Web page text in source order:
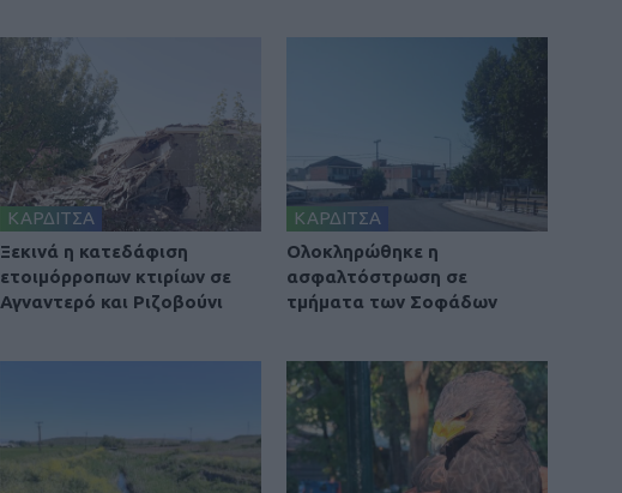
ΚΑΡΔΙΤΣΑ
Ξεκινά η κατεδάφιση
ετοιμόρροπων κτιρίων σε
Αγναντερό και Ριζοβούνι
ΚΑΡΔΙΤΣΑ
Ολοκληρώθηκε η
ασφαλτόστρωση σε
τμήματα των Σοφάδων